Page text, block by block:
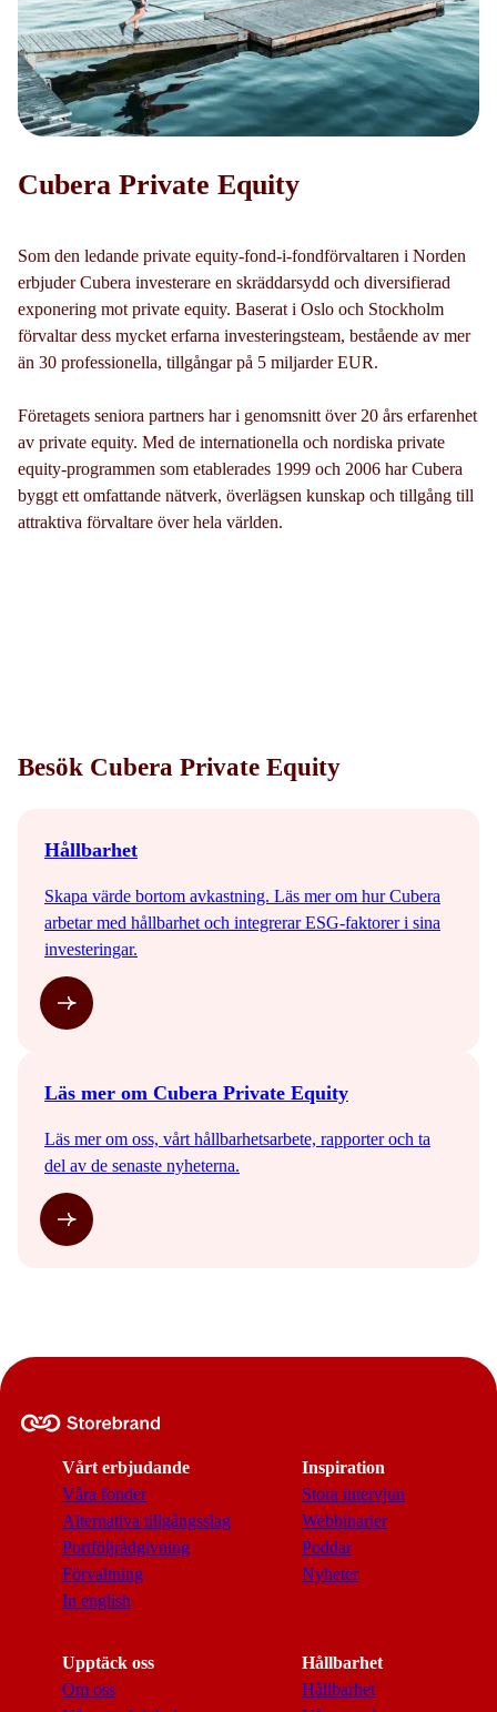
Cubera Private Equity
Som den ledande private equity-fond-i-fondförvaltaren i Norden
erbjuder Cubera investerare en skräddarsydd och diversifierad
exponering mot private equity. Baserat i Oslo och Stockholm
förvaltar dess mycket erfarna investeringsteam, bestående av mer
än 30 professionella, tillgångar på 5 miljarder EUR.
Företagets seniora partners har i genomsnitt över 20 års erfarenhet
av private equity. Med de internationella och nordiska private
equity-programmen som etablerades 1999 och 2006 har Cubera
byggt ett omfattande nätverk, överlägsen kunskap och tillgång till
attraktiva förvaltare över hela världen.
Besök Cubera Private Equity
Hållbarhet
Skapa värde bortom avkastning. Läs mer om hur Cubera
arbetar med hållbarhet och integrerar ESG-faktorer i sina
investeringar.
Läs mer om Cubera Private Equity
Läs mer om oss, vårt hållbarhetsarbete, rapporter och ta
del av de senaste nyheterna.
Vårt erbjudande
Våra fonder
Alternativa tillgångsslag
Portföljrådgivning
Förvaltning
In english
Inspiration
Stora intervjun
Webbinarier
Poddar
Nyheter
Upptäck oss
Om oss
Hållbarhet
Hållbarhet